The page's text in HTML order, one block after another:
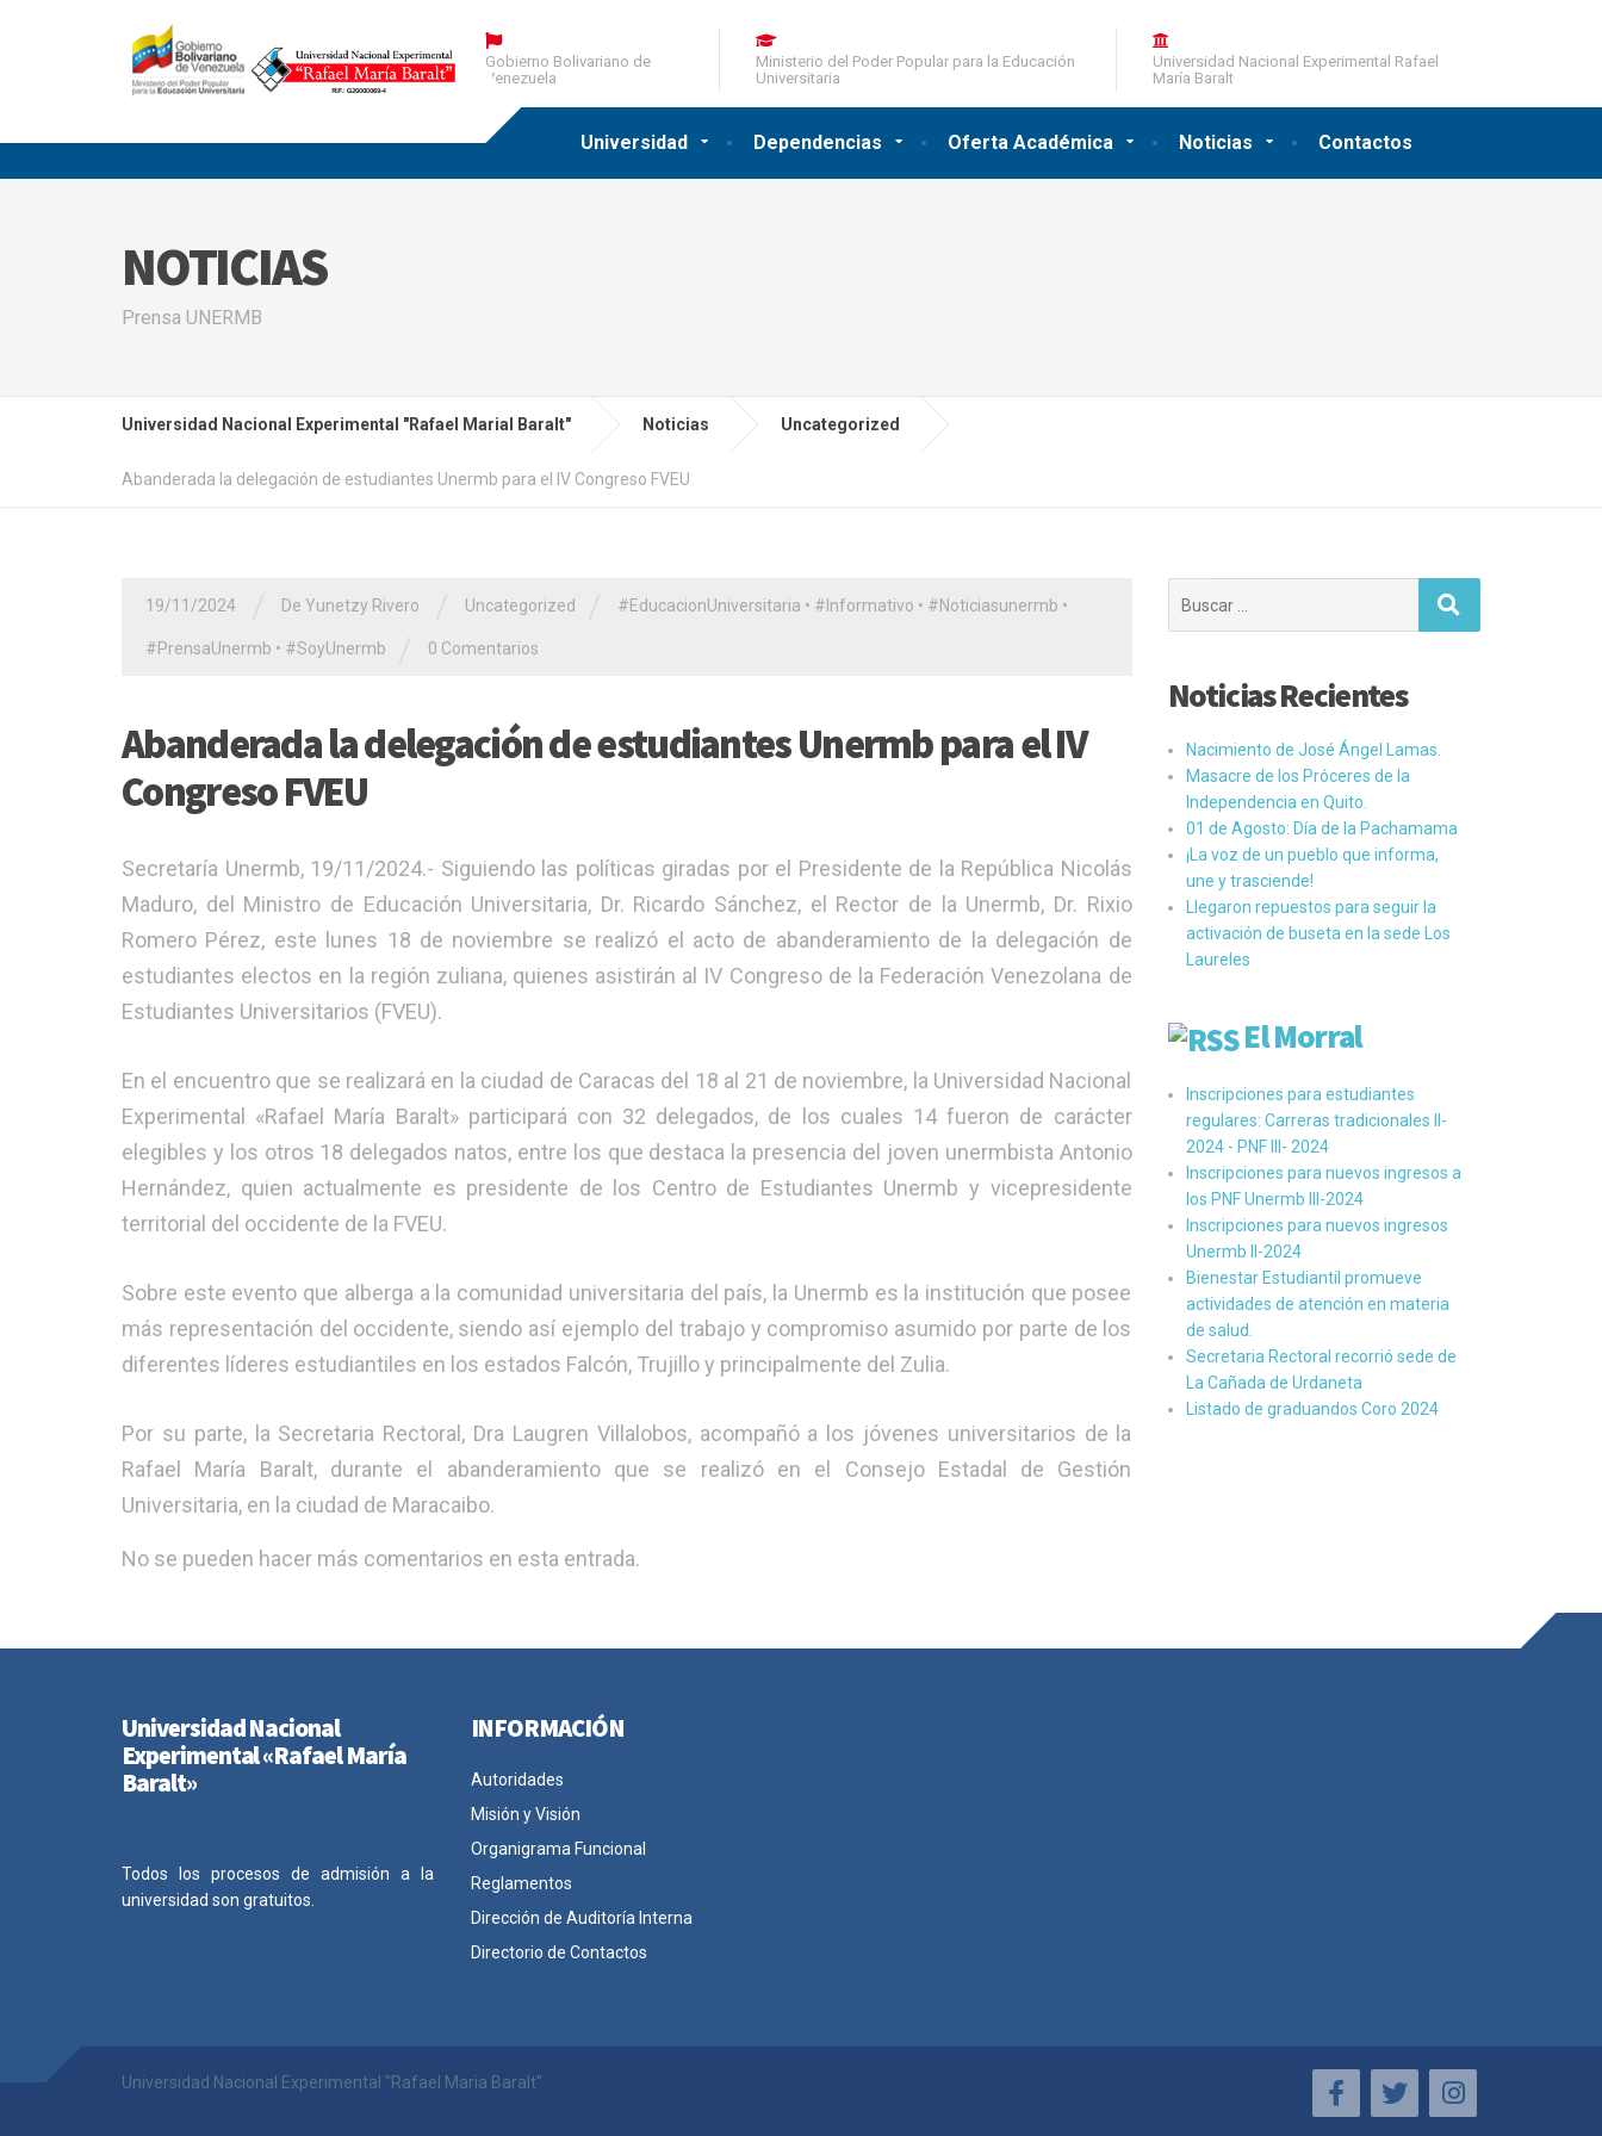
Universidad Dependencias Oferta Académica Noticias Contactos
Gobierno Bolivariano de
Venezuela
Ministerio del Poder Popular para la Educación
Universitaria
Universidad Nacional Experimental Rafael
María Baralt
NOTICIAS
Prensa UNERMB
Universidad Nacional Experimental "Rafael Marial Baralt" Noticias Uncategorized
Abanderada la delegación de estudiantes Unermb para el IV Congreso FVEU
19/11/2024 De Yunetzy Rivero Uncategorized #EducacionUniversitaria • #Informativo • #Noticiasunermb •
#PrensaUnermb • #SoyUnermb 0 Comentarios
Abanderada la delegación de estudiantes Unermb para el IV
Congreso FVEU
Secretaría Unermb, 19/11/2024.- Siguiendo las políticas giradas por el Presidente de la República Nicolás
Maduro, del Ministro de Educación Universitaria, Dr. Ricardo Sánchez, el Rector de la Unermb, Dr. Rixio
Romero Pérez, este lunes 18 de noviembre se realizó el acto de abanderamiento de la delegación de
estudiantes electos en la región zuliana, quienes asistirán al IV Congreso de la Federación Venezolana de
Estudiantes Universitarios (FVEU).
En el encuentro que se realizará en la ciudad de Caracas del 18 al 21 de noviembre, la Universidad Nacional
Experimental «Rafael María Baralt» participará con 32 delegados, de los cuales 14 fueron de carácter
elegibles y los otros 18 delegados natos, entre los que destaca la presencia del joven unermbista Antonio
Hernández, quien actualmente es presidente de los Centro de Estudiantes Unermb y vicepresidente
territorial del occidente de la FVEU.
Sobre este evento que alberga a la comunidad universitaria del país, la Unermb es la institución que posee
más representación del occidente, siendo así ejemplo del trabajo y compromiso asumido por parte de los
diferentes líderes estudiantiles en los estados Falcón, Trujillo y principalmente del Zulia.
Por su parte, la Secretaria Rectoral, Dra Laugren Villalobos, acompañó a los jóvenes universitarios de la
Rafael María Baralt, durante el abanderamiento que se realizó en el Consejo Estadal de Gestión
Universitaria, en la ciudad de Maracaibo.
No se pueden hacer más comentarios en esta entrada.
Noticias Recientes
Nacimiento de José Ángel Lamas.
Masacre de los Próceres de la
Independencia en Quito.
01 de Agosto: Día de la Pachamama
¡La voz de un pueblo que informa,
une y trasciende!
Llegaron repuestos para seguir la
activación de buseta en la sede Los
Laureles
El Morral
Inscripciones para estudiantes
regulares: Carreras tradicionales II-
2024 - PNF III- 2024
Inscripciones para nuevos ingresos a
los PNF Unermb III-2024
Inscripciones para nuevos ingresos
Unermb II-2024
Bienestar Estudiantil promueve
actividades de atención en materia
de salud.
Secretaria Rectoral recorrió sede de
La Cañada de Urdaneta
Listado de graduandos Coro 2024
Universidad Nacional
Experimental «Rafael María
Baralt»
Todos los procesos de admisión a la
universidad son gratuitos.
INFORMACIÓN
Autoridades
Misión y Visión
Organigrama Funcional
Reglamentos
Dirección de Auditoría Interna
Directorio de Contactos
Universidad Nacional Experimental "Rafael Maria Baralt"